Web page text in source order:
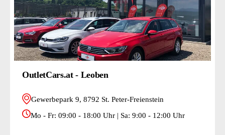
OutletCars.at - Leoben
Gewerbepark 9, 8792 St. Peter-Freienstein
Mo - Fr: 09:00 - 18:00 Uhr | Sa: 9:00 - 12:00 Uhr